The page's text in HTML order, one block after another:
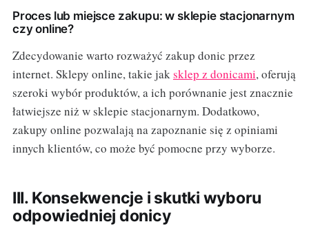
Proces lub miejsce zakupu: w sklepie stacjonarnym
czy online?
Zdecydowanie warto rozważyć zakup donic przez
internet. Sklepy online, takie jaksklep z donicami, oferują
szeroki wybór produktów, a ich porównanie jest znacznie
łatwiejsze niż w sklepie stacjonarnym. Dodatkowo,
zakupy online pozwalają na zapoznanie się z opiniami
innych klientów, co może być pomocne przy wyborze.
III. Konsekwencje i skutki wyboru
odpowiedniej donicy